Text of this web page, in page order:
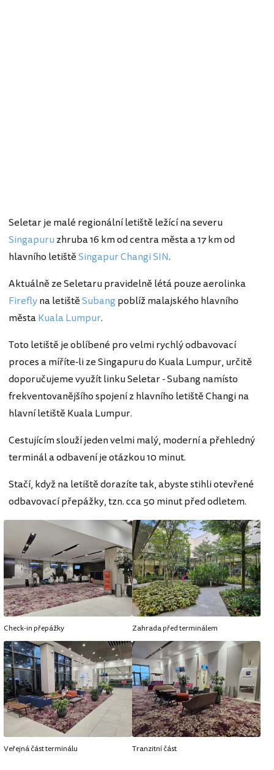
Seletar je malé regionální letiště ležící na severu
Singapuru zhruba 16 km od centra města a 17 km od
hlavního letištěSingapur Changi SIN.
Aktuálně ze Seletaru pravidelně létá pouze aerolinka
Fireflyna letištěSubang poblíž malajského hlavního
městaKuala Lumpur.
Toto letiště je oblíbené pro velmi rychlý odbavovací
proces a míříte-li ze Singapuru do Kuala Lumpur, určitě
doporučujeme využít linku Seletar - Subang namísto
frekventovanějšího spojení z hlavního letiště Changi na
hlavní letiště Kuala Lumpur.
Cestujícím slouží jeden velmi malý, moderní a přehledný
terminál a odbavení je otázkou 10 minut.
Stačí, když na letiště dorazíte tak, abyste stihli otevřené
odbavovací přepážky, tzn. cca 50 minut před odletem.
Check-in přepážky Zahrada před terminálem
Veřejná část terminálu Tranzitní část